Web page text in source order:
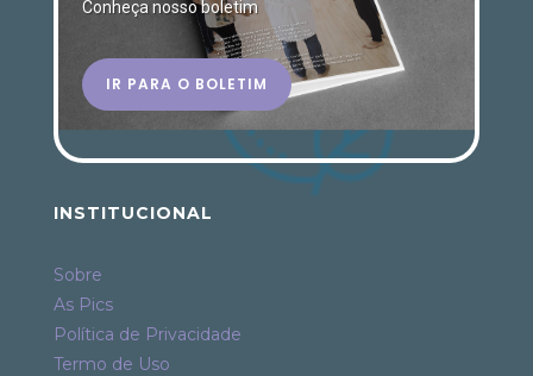
Conheça nosso boletim
IR PARA O BOLETIM
INSTITUCIONAL
Sobre
As Pics
Política de Privacidade
Termo de Uso